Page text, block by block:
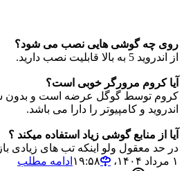
روی چه گوشی هایی نصب می شود؟
از اندروید 5 به بالا قابلیت نصب دارید.
آیا کروم مرورگر خوبی است؟
کروم توسط گوگل عرضه است و بدون
اندروید و کامپیوتر را دارا می باشد.
آیا از منابع گوشی زیاد استفاده میکند ؟
در حد معقول ولو اینکه تب های زیادی
۱ مرداد ۱۴۰۴،‏ ۱۹:۵۸
ادامه مطلب